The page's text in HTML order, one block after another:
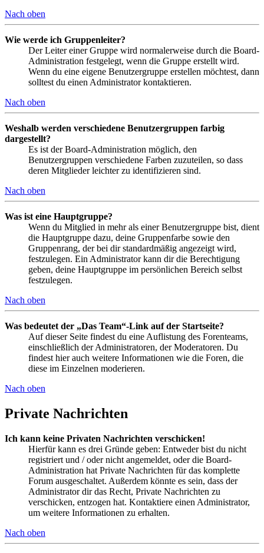
Nach oben
Wie werde ich Gruppenleiter?
Der Leiter einer Gruppe wird normalerweise durch die Board-
Administration festgelegt, wenn die Gruppe erstellt wird.
Wenn du eine eigene Benutzergruppe erstellen möchtest, dann
solltest du einen Administrator kontaktieren.
Nach oben
Weshalb werden verschiedene Benutzergruppen farbig
dargestellt?
Es ist der Board-Administration möglich, den
Benutzergruppen verschiedene Farben zuzuteilen, so dass
deren Mitglieder leichter zu identifizieren sind.
Nach oben
Was ist eine Hauptgruppe?
Wenn du Mitglied in mehr als einer Benutzergruppe bist, dient
die Hauptgruppe dazu, deine Gruppenfarbe sowie den
Gruppenrang, der bei dir standardmäßig angezeigt wird,
festzulegen. Ein Administrator kann dir die Berechtigung
geben, deine Hauptgruppe im persönlichen Bereich selbst
festzulegen.
Nach oben
Was bedeutet der „Das Team“-Link auf der Startseite?
Auf dieser Seite findest du eine Auflistung des Forenteams,
einschließlich der Administratoren, der Moderatoren. Du
findest hier auch weitere Informationen wie die Foren, die
diese im Einzelnen moderieren.
Nach oben
Private Nachrichten
Ich kann keine Privaten Nachrichten verschicken!
Hierfür kann es drei Gründe geben: Entweder bist du nicht
registriert und / oder nicht angemeldet, oder die Board-
Administration hat Private Nachrichten für das komplette
Forum ausgeschaltet. Außerdem könnte es sein, dass der
Administrator dir das Recht, Private Nachrichten zu
verschicken, entzogen hat. Kontaktiere einen Administrator,
um weitere Informationen zu erhalten.
Nach oben